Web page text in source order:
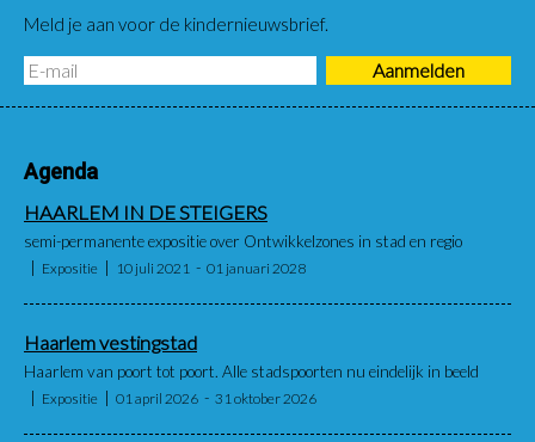
Meld je aan voor de kindernieuwsbrief.
Agenda
HAARLEM IN DE STEIGERS
semi-permanente expositie over Ontwikkelzones in stad en regio
Expositie 10 juli 2021 01 januari 2028
Haarlem vestingstad
Haarlem van poort tot poort. Alle stadspoorten nu eindelijk in beeld
Expositie 01 april 2026 31 oktober 2026